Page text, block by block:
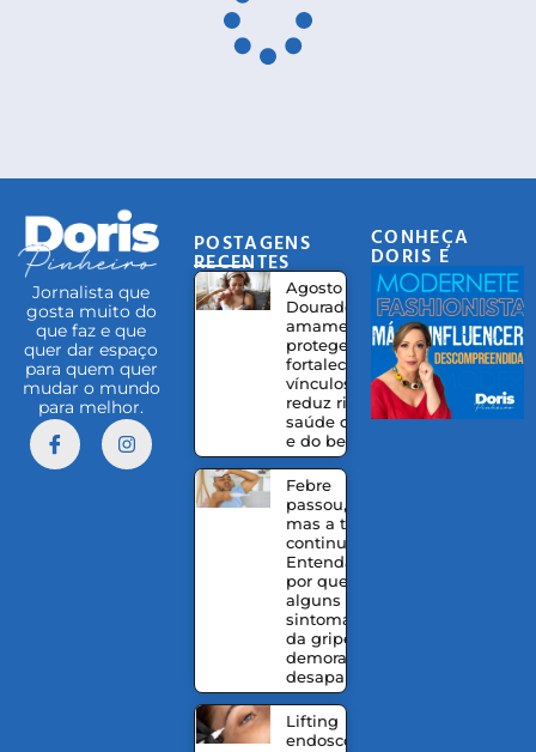
Jornalista que
gosta muito do
que faz e que
quer dar espaço
para quem quer
mudar o mundo
para melhor.
POSTAGENS
RECENTES
Agosto
Dourado:
amamentação
protege,
fortalece
vínculos e
reduz riscos à
saúde da mãe
e do bebê
Febre
passou,
mas a tosse
continua?
Entenda
por que
alguns
sintomas
da gripe
demoram a
desaparecer
Lifting
endoscópico
CONHEÇA
DORIS E
EQUIPE